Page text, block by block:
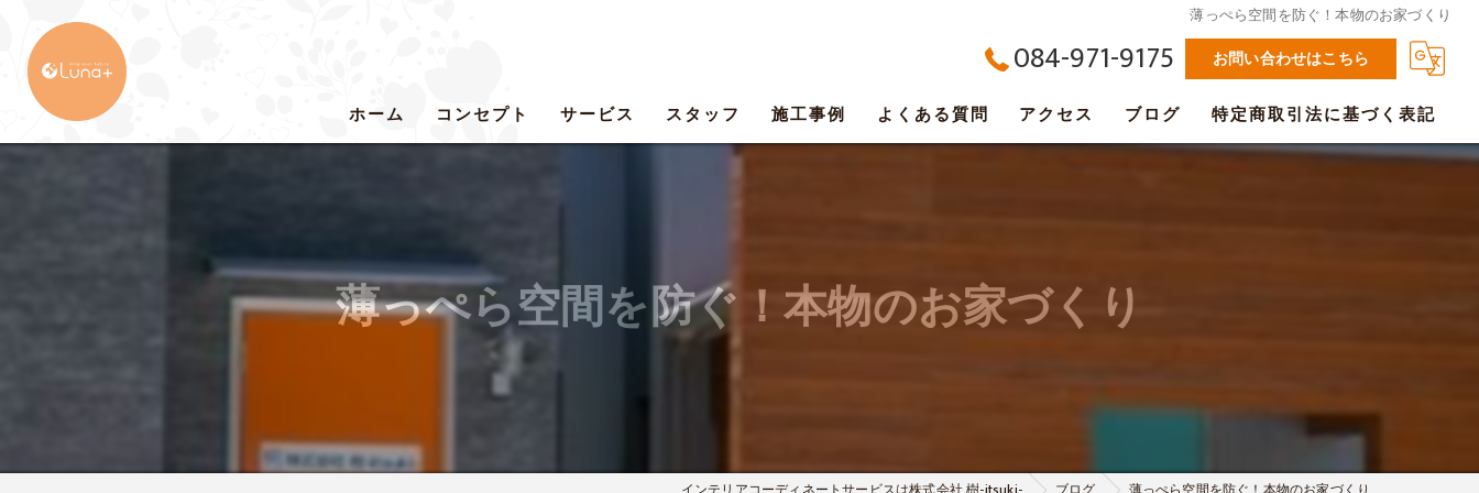
薄っぺら空間を防ぐ！本物のお家づくり
084-971-9175 お問い合わせはこちら
ホーム コンセプト サービス スタッフ 施工事例 よくある質問 アクセス ブログ 特定商取引法に基づく表記
薄っぺら空間を防ぐ！本物のお家づくり